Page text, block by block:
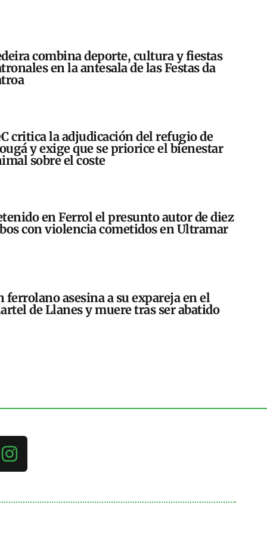
combina deporte, cultura y fiestas
en la antesala de las Festas da
critica la adjudicación del refugio de
y exige que se priorice el bienestar
sobre el coste
en Ferrol el presunto autor de diez
con violencia cometidos en Ultramar
ferrolano asesina a su expareja en el
de Llanes y muere tras ser abatido